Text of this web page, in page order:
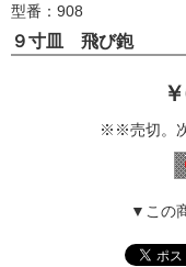
型番：908
９寸皿 飛び鉋
※※売切。
▼この